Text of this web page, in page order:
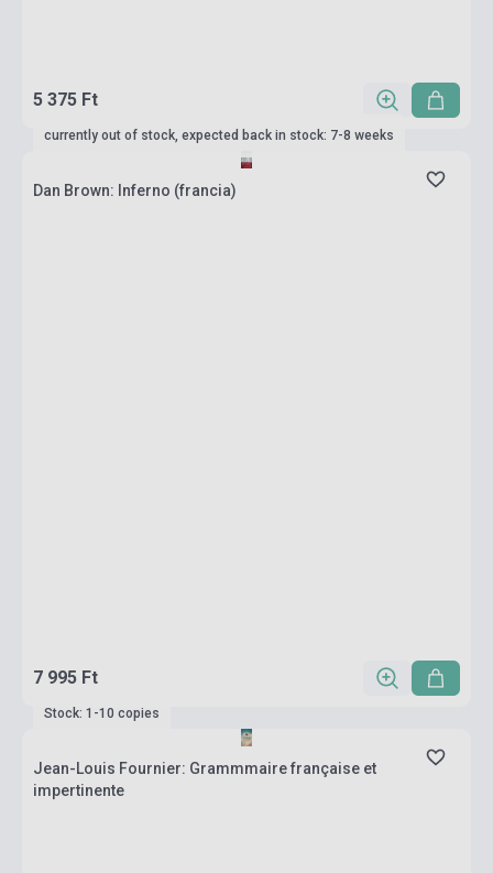
5 375 Ft
currently out of stock, expected back in stock: 7-8 weeks
Dan Brown: Inferno (francia)
7 995 Ft
Stock: 1-10 copies
Jean-Louis Fournier: Grammmaire française et
impertinente